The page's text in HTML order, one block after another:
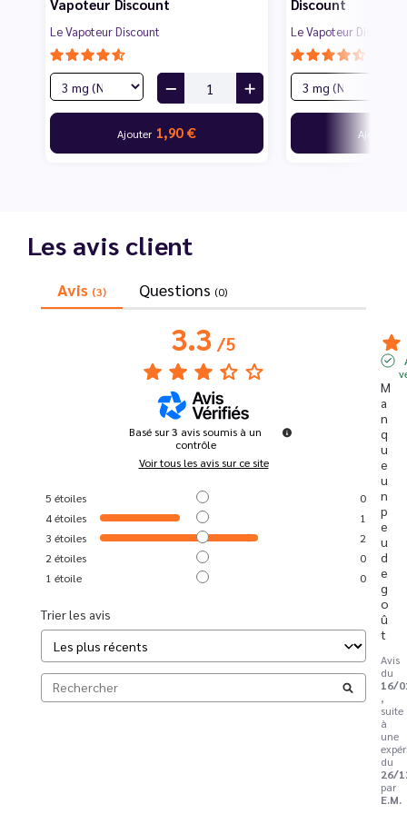
Vapoteur Discount
Le Vapoteur Discount
Ajouter 1,90 €
Discount
Le Vapoteur Discount
Ajouter
Les avis client
Avis (3) Questions (0)
3.3/5
Basé sur3 avis soumis à un
contrôle
Voir tous les avis sur ce site
5 étoiles
0
4étoiles
1
3 étoiles
2
2 étoiles
0
1 étoile 0
Trier les avis
M
a
n
q
u
e
u
n
p
e
u
d
e
g
o
û
t
Avis
du
16/
,
suite
à
une
du
26/
par
E.M.